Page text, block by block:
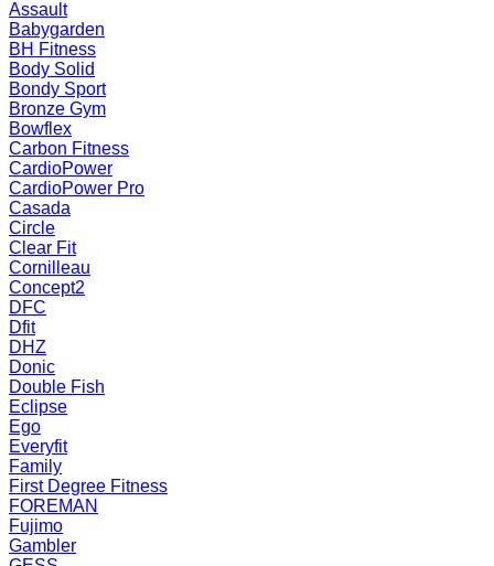
Assault
Babygarden
BH Fitness
Body Solid
Bondy Sport
Bronze Gym
Bowflex
Carbon Fitness
CardioPower
CardioPower Pro
Casada
Circle
Clear Fit
Cornilleau
Concept2
DFC
Dfit
DHZ
Donic
Double Fish
Eclipse
Ego
Everyfit
Family
First Degree Fitness
FOREMAN
Fujimo
Gambler